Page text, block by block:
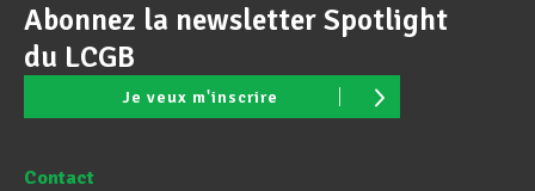
Abonnez la newsletter Spotlight
du LCGB
Je veux m'inscrire
Contact